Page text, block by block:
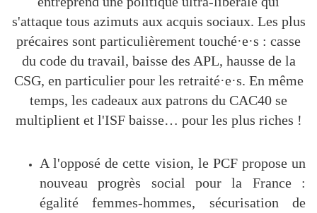
s'attaque tous azimuts aux acquis sociaux. Les plus
précaires sont particulièrement touché·e·s : casse
du code du travail, baisse des APL, hausse de la
CSG, en particulier pour les retraité·e·s. En même
temps, les cadeaux aux patrons du CAC40 se
multiplient et l'ISF baisse… pour les plus riches !
A l'opposé de cette vision, le PCF propose un
nouveau progrès social pour la France :
égalité femmes-hommes, sécurisation de